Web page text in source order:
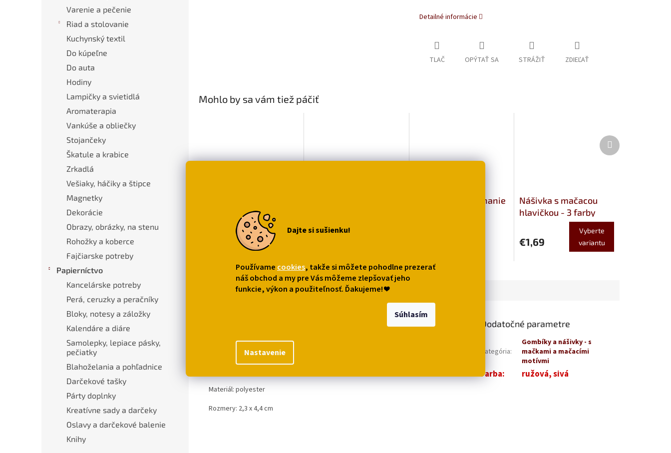
Dajte si sušienku!
Používame cookies, takže si môžete pohodlne prezerať
náš obchod a my pre Vás môžeme zlepšovať jeho
funkcie, výkon a použiteľnosť. Ďakujeme!❤
Nastavenie
Súhlasím
Varenie a pečenie
Riad a stolovanie
Kuchynský textil
Do kúpeľne
Do auta
Hodiny
Lampičky a svietidlá
Aromaterapia
Vankúše a obliečky
Stojančeky
Škatule a krabice
Zrkadlá
Vešiaky, háčiky a štipce
Magnetky
Dekorácie
Obrazy, obrázky, na stenu
Rohožky a koberce
Fajčiarske potreby
Papierníctvo
Kancelárske potreby
Perá, ceruzky a peračníky
Bloky, notesy a záložky
Kalendáre a diáre
Samolepky, lepiace pásky,
pečiatky
Blahoželania a pohľadnice
Darčekové tašky
Párty doplnky
Kreatívne sady a darčeky
Oslavy a darčekové balenie
Knihy
Detailné informácie
TLAČ OPÝTAŤ SA STRÁŽIŤ ZDIEĽAŤ
Mohlo by sa vám tiež páčiť
Do košíka
Magnetické zapínanie
Nášivka s mačacou
hlavičkou - 3 farby
€1,69
Vyberte
variantu
Ďalší
produkt
Podobné (7) Diskusia
Originálnatextilná aplikácia
ružovej alebo šedej farbe. Skvelá
či . Určite ju využijete aj pri
Materiál: polyester
Rozmery: 2,3 x 4,4 cm
Dodatočné parametre
Kategória:
Gombíky a nášivky - s
mačkami a mačacími
motívmi
Farba: ružová, sivá